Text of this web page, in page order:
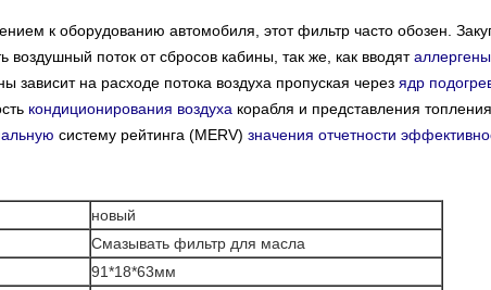
к оборудованию автомобиля, этот фильтр часто обозен.
воздушный поток от сбросов кабины, так же, как вводяталлергены
зависит на расходе потока воздуха пропуская через ядр
кондиционирования воздуха корабля и представления
систему рейтинга (MERV) значения отчетности
новый
Смазывать фильтр для масла
91*18*63мм